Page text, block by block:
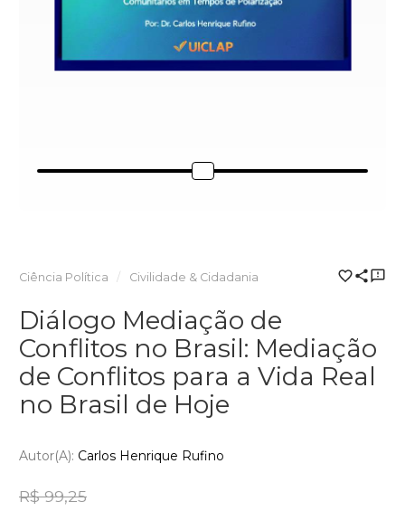
Ciência Política Civilidade & Cidadania
Diálogo Mediação de
Conflitos no Brasil: Mediação
de Conflitos para a Vida Real
no Brasil de Hoje
Autor(a): Carlos Henrique Rufino
R$ 99,25